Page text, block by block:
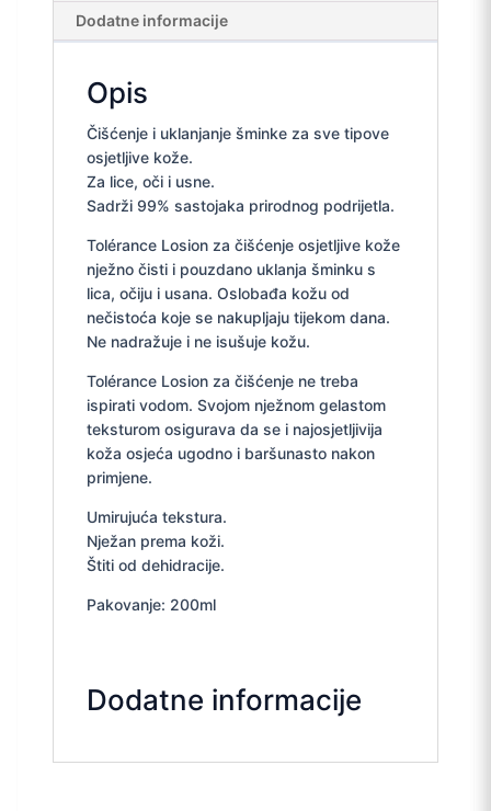
Dodatne informacije
Opis
Čišćenje i uklanjanje šminke za sve tipove
osjetljive kože.
Za lice, oči i usne.
Sadrži 99% sastojaka prirodnog podrijetla.
Tolérance Losion za čišćenje osjetljive kože
nježno čisti i pouzdano uklanja šminku s
lica, očiju i usana. Oslobađa kožu od
nečistoća koje se nakupljaju tijekom dana.
Ne nadražuje i ne isušuje kožu.
Tolérance Losion za čišćenje ne treba
ispirati vodom. Svojom nježnom gelastom
teksturom osigurava da se i najosjetljivija
koža osjeća ugodno i baršunasto nakon
primjene.
Umirujuća tekstura.
Nježan prema koži.
Štiti od dehidracije.
Pakovanje: 200ml
Dodatne informacije